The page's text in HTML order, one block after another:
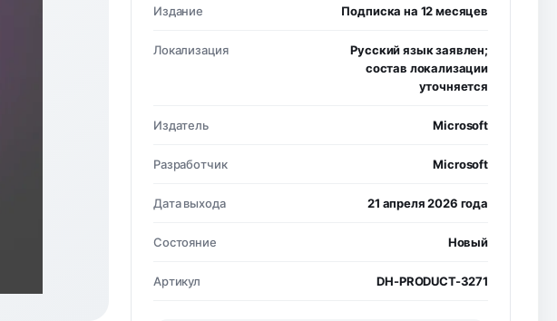
Издание Подписка на 12 месяцев
Локализация
Русский язык заявлен;
состав локализации
уточняется
Издатель Microsoft
Разработчик Microsoft
Дата выхода 21 апреля 2026 года
Состояние Новый
Артикул DH-PRODUCT-3271